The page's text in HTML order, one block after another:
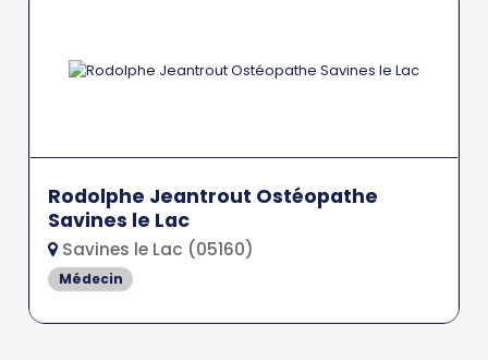
Rodolphe Jeantrout Ostéopathe
Savines le Lac
Savines le Lac (05160)
Médecin